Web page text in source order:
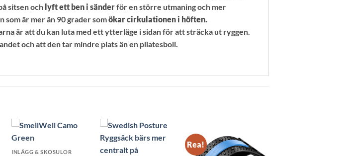
sitsen och lyft ett ben i sänderför en större utmaning och mer
är mer än 90 grader somökar cirkulationen i höften.
är att du kan luta med ett ytterläge i sidan för att sträcka ut ryggen.
och att den tar mindre plats än en pilatesboll.
INLÄGG & SKOSULOR
Rea!